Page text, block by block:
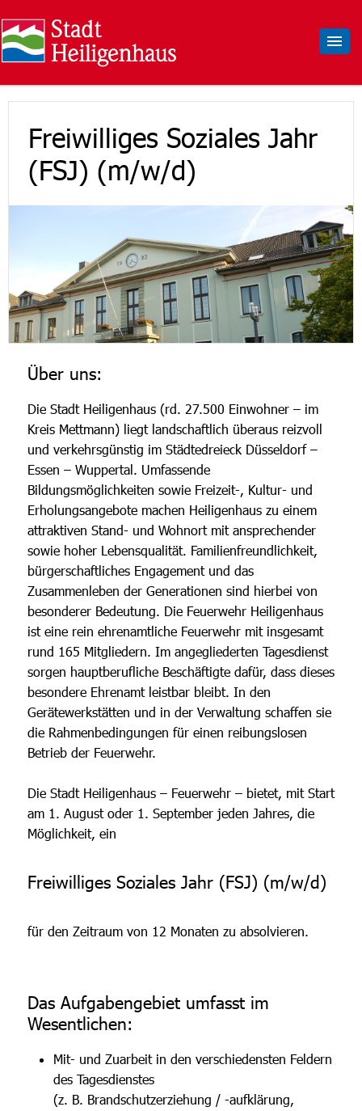
Freiwilliges Soziales Jahr
(FSJ) (m/w/d)
Über uns:
Die Stadt Heiligenhaus (rd. 27.500 Einwohner – im
Kreis Mettmann) liegt landschaftlich überaus reizvoll
und verkehrsgünstig im Städtedreieck Düsseldorf –
Essen – Wuppertal. Umfassende
Bildungsmöglichkeiten sowie Freizeit-, Kultur- und
Erholungsangebote machen Heiligenhaus zu einem
attraktiven Stand- und Wohnort mit ansprechender
sowie hoher Lebensqualität. Familienfreundlichkeit,
bürgerschaftliches Engagement und das
Zusammenleben der Generationen sind hierbei von
besonderer Bedeutung. Die Feuerwehr Heiligenhaus
ist eine rein ehrenamtliche Feuerwehr mit insgesamt
rund 165 Mitgliedern. Im angegliederten Tagesdienst
sorgen hauptberufliche Beschäftigte dafür, dass dieses
besondere Ehrenamt leistbar bleibt. In den
Gerätewerkstätten und in der Verwaltung schaffen sie
die Rahmenbedingungen für einen reibungslosen
Betrieb der Feuerwehr.
Die Stadt Heiligenhaus – Feuerwehr – bietet, mit Start
am 1. August oder 1. September jeden Jahres, die
Möglichkeit, ein
Freiwilliges Soziales Jahr (FSJ) (m/w/d)
für den Zeitraum von 12 Monaten zu absolvieren.
Das Aufgabengebiet umfasst im
Wesentlichen:
Mit- und Zuarbeit in den verschiedensten Feldern
des Tagesdienstes
(z. B. Brandschutzerziehung / -aufklärung,